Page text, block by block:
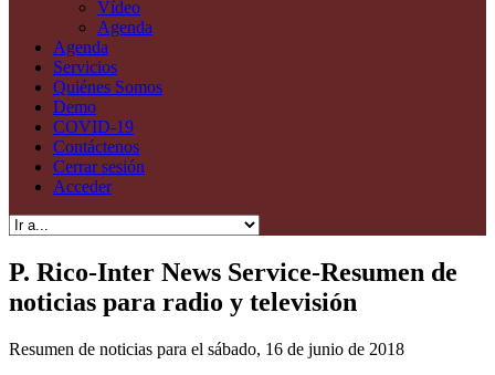
Vídeo
Agenda
Agenda
Servicios
Quiénes Somos
Demo
COVID-19
Contáctenos
Cerrar sesión
Acceder
P. Rico-Inter News Service-Resumen de
noticias para radio y televisión
Resumen de noticias para el sábado, 16 de junio de 2018